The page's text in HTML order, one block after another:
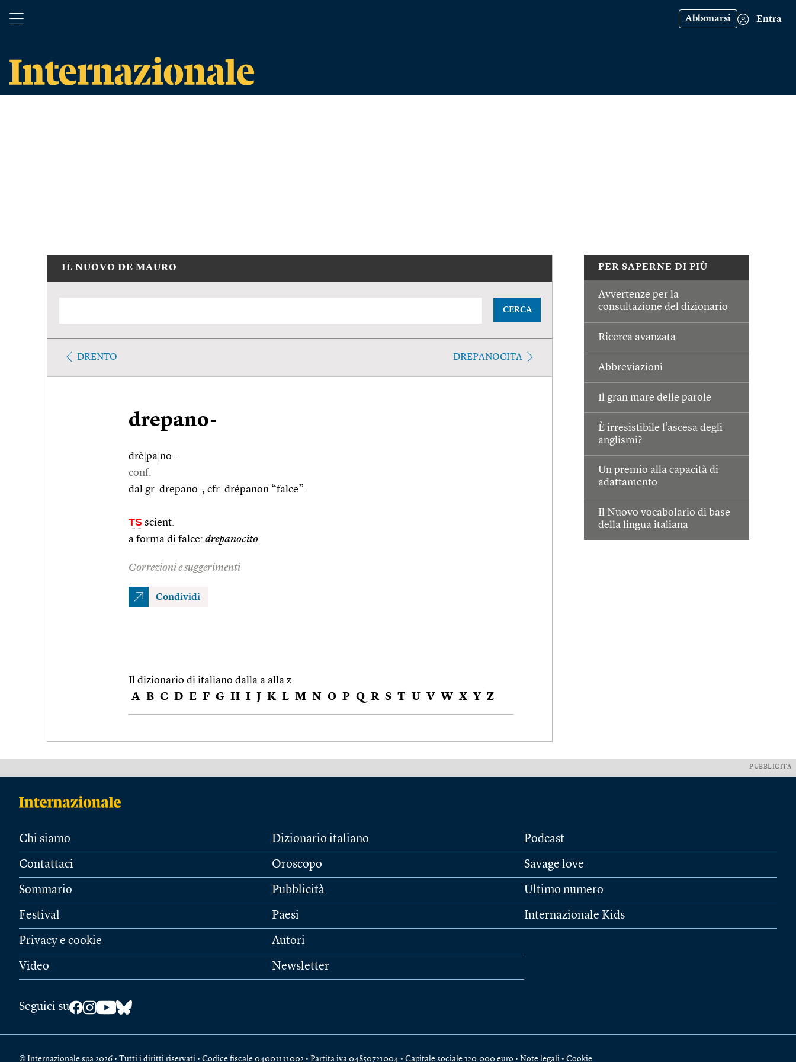
Abbonarsi Entra
PER SAPERNE DI PIÙ
Avvertenze per la
consultazione del dizionario
Ricerca avanzata
Abbreviazioni
Il gran mare delle parole
È irresistibile l’ascesa degli
anglismi?
Un premio alla capacità di
adattamento
Il Nuovo vocabolario di base
della lingua italiana
IL NUOVO DE MAURO
CERCA
DRENTO DREPANOCITA
drepano-
drè pa no–
conf.
dal gr. drepano-, cfr. drépanon “falce”.
TS scient.
a forma di falce: drepanocito
Correzioni e suggerimenti
Condividi
Il dizionario di italiano dalla a alla z
A B C D E F G H I J K L M N O P Q R S T U V W X Y Z
PUBBLICITÀ
Chi siamo
Contattaci
Sommario
Festival
Privacy e cookie
Video
Dizionario italiano
Oroscopo
Pubblicità
Paesi
Autori
Newsletter
Podcast
Savage love
Ultimo numero
Internazionale Kids
Seguici su
© Internazionale spa 2026 • Tutti i diritti riservati • Codice fiscale 04003131002 • Partita iva 04850721004 • Capitale sociale 120.000 euro • Note legali • Cookie